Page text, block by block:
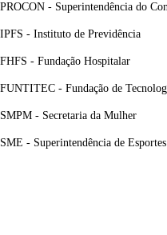
PROCON - Superintendência do
IPFS - Instituto de Previdência
FHFS - Fundação Hospitalar
FUNTITEC - Fundação de
SMPM - Secretaria da Mulher
SME - Superintendência de Esportes